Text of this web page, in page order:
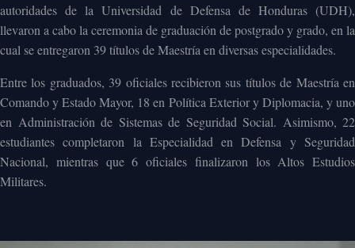
autoridades de la Universidad de Defensa de Honduras (UDH),
llevaron a cabo la ceremonia de graduación de postgrado y grado, en la
cual se entregaron 39 títulos de Maestría en diversas especialidades.
Entre los graduados, 39 oficiales recibieron sus títulos de Maestría en
Comando y Estado Mayor, 18 en Política Exterior y Diplomacia, y uno
en Administración de Sistemas de Seguridad Social. Asimismo, 22
estudiantes completaron la Especialidad en Defensa y Seguridad
Nacional, mientras que 6 oficiales finalizaron los Altos Estudios
Militares.